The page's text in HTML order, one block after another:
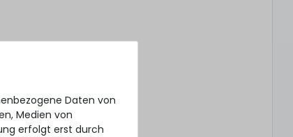
Daten von
Medien von
erfolgt erst durch